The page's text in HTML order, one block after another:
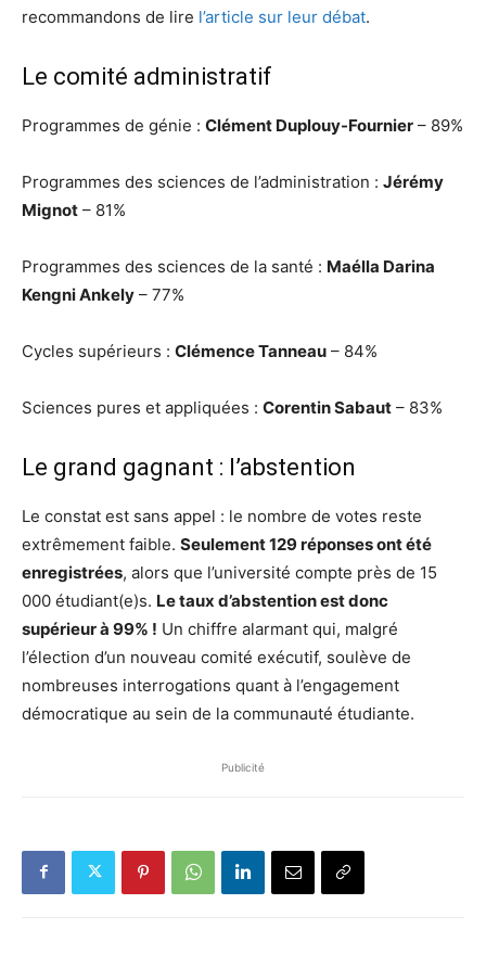
recommandons de lire l’article sur leur débat.
Le comité administratif
Programmes de génie : Clément Duplouy-Fournier – 89%
Programmes des sciences de l’administration : Jérémy
Mignot – 81%
Programmes des sciences de la santé : Maélla Darina
Kengni Ankely – 77%
Cycles supérieurs : Clémence Tanneau – 84%
Sciences pures et appliquées : Corentin Sabaut – 83%
Le grand gagnant : l’abstention
Le constat est sans appel : le nombre de votes reste
extrêmement faible. Seulement 129 réponses ont été
enregistrées, alors que l’université compte près de 15
000 étudiant(e)s. Le taux d’abstention est donc
supérieur à 99% ! Un chiffre alarmant qui, malgré
l’élection d’un nouveau comité exécutif, soulève de
nombreuses interrogations quant à l’engagement
démocratique au sein de la communauté étudiante.
Publicité